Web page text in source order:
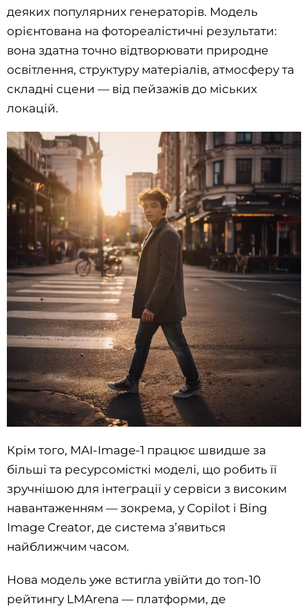
деяких популярних генераторів. Модель
орієнтована на фотореалістичні результати:
вона здатна точно відтворювати природне
освітлення, структуру матеріалів, атмосферу та
складні сцени — від пейзажів до міських
локацій.
Крім того, MAI-Image-1 працює швидше за
більші та ресурсомісткі моделі, що робить її
зручнішою для інтеграції у сервіси з високим
навантаженням — зокрема, у Copilot і Bing
Image Creator, де система з’явиться
найближчим часом.
Нова модель уже встигла увійти до топ-10
рейтингу LMArena — платформи, де